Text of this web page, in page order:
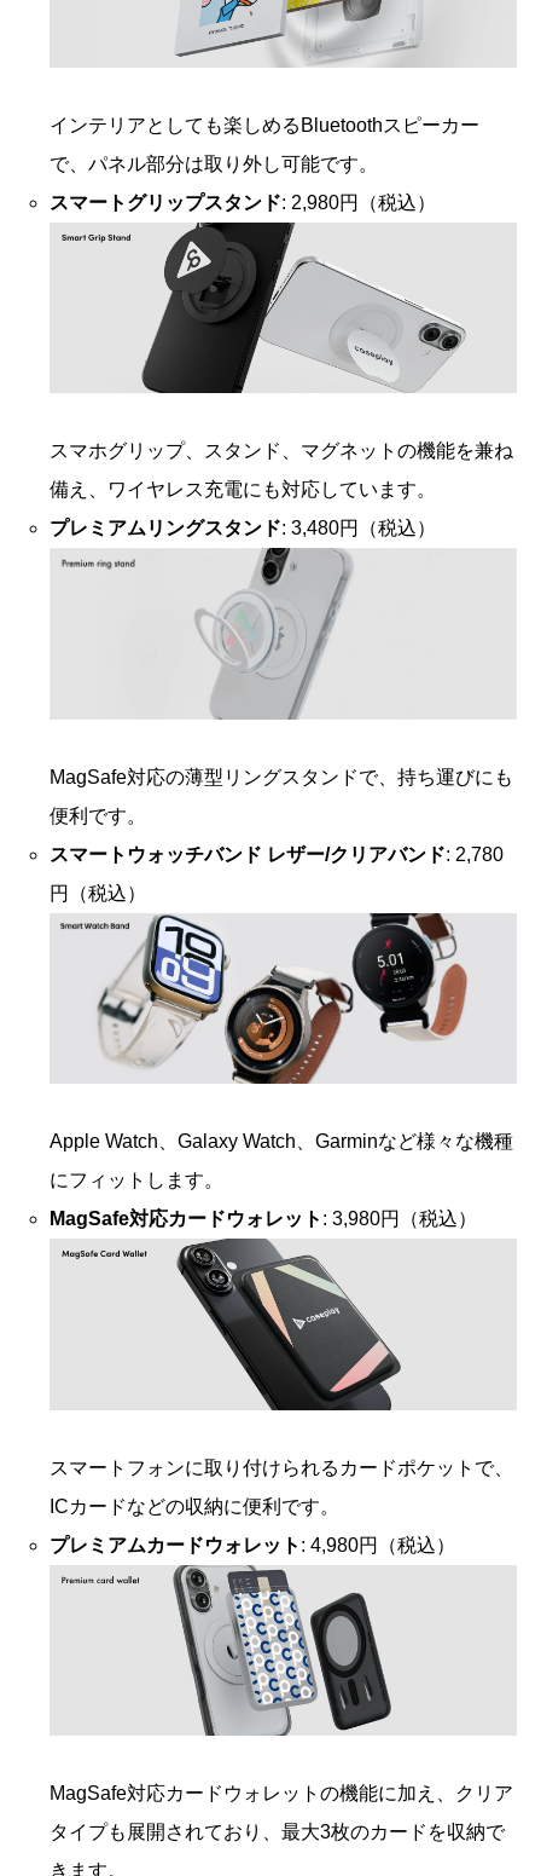
インテリアとしても楽しめるBluetoothスピーカー
で、パネル部分は取り外し可能です。
スマートグリップスタンド: 2,980円（税込）
スマホグリップ、スタンド、マグネットの機能を兼ね
備え、ワイヤレス充電にも対応しています。
プレミアムリングスタンド: 3,480円（税込）
MagSafe対応の薄型リングスタンドで、持ち運びにも
便利です。
スマートウォッチバンド レザー/クリアバンド: 2,780
円（税込）
Apple Watch、Galaxy Watch、Garminなど様々な機種
にフィットします。
MagSafe対応カードウォレット : 3,980円（税込）
スマートフォンに取り付けられるカードポケットで、
ICカードなどの収納に便利です。
プレミアムカードウォレット : 4,980円（税込）
MagSafe対応カードウォレットの機能に加え、クリア
タイプも展開されており、最大3枚のカードを収納で
きます。